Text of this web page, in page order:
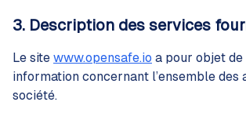
3. Description des services
Le site www.opensafe.io a pour objet
information concernant l’ensemble des
société.